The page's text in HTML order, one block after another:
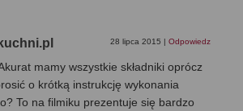
28 lipca 2015 | Odpowiedz
mamy wszystkie składniki oprócz
o krótką instrukcję wykonania
To na filmiku prezentuje się bardzo